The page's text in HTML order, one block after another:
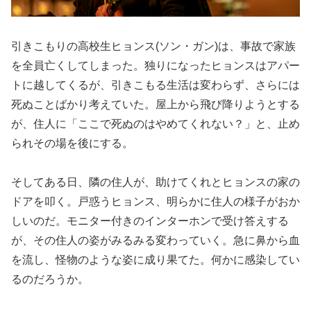
引きこもりの高校生ヒョンス(ソン・ガン)は、事故で家族
を全員亡くしてしまった。独りになったヒョンスはアパー
トに越してくるが、引きこもる生活は変わらず、さらには
死ぬことばかり考えていた。屋上から飛び降りようとする
が、住人に「ここで死ぬのはやめてくれない？」と、止め
られその場を後にする。
そしてある日、隣の住人が、助けてくれとヒョンスの家の
ドアを叩く。戸惑うヒョンス、明らかに住人の様子がおか
しいのだ。モニター付きのインターホンで受け答えする
が、その住人の姿がみるみる変わっていく。急に鼻から血
を流し、怪物のような姿に成り果てた。何かに感染してい
るのだろうか。